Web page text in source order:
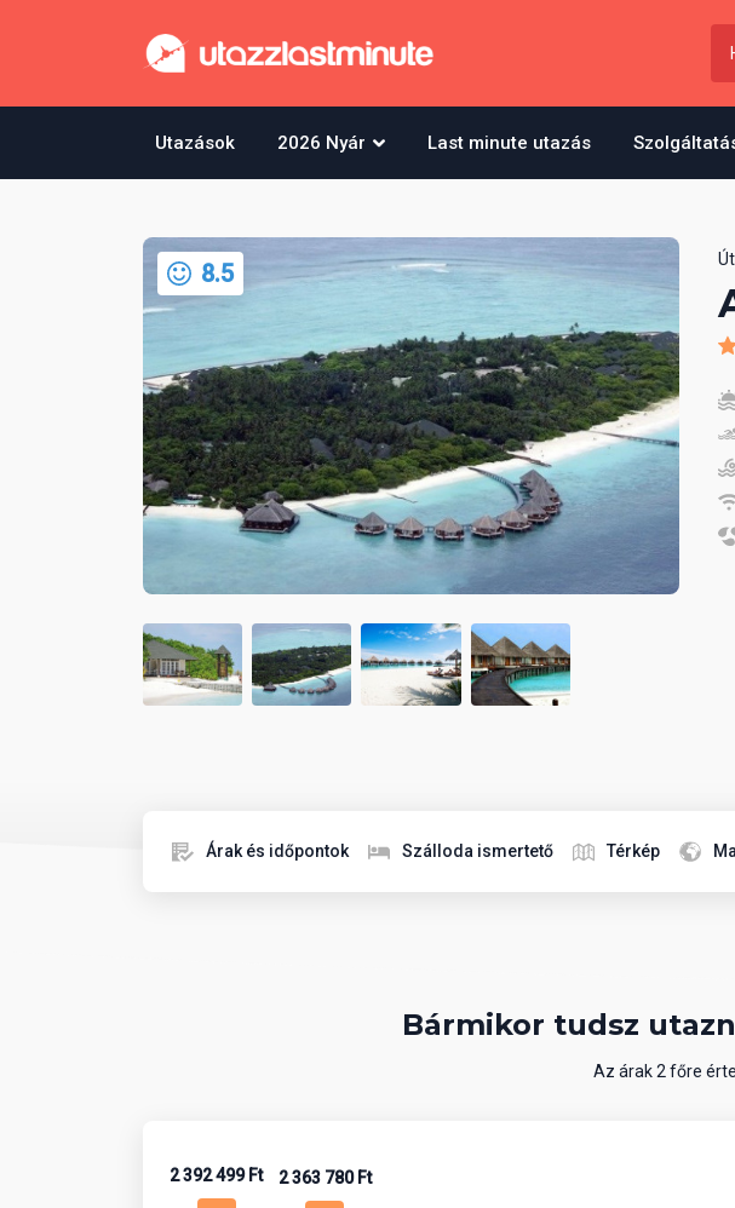
Utazások 2026 Nyár Last minute utazás
8.5
Árak és időpontok Szálloda ismertető Térkép
Bármikor tudsz
Az árak 2 főre
2 392 499 Ft 2 363 780 Ft